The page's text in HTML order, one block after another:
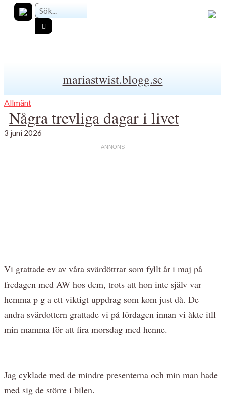
mariastwist.blogg.se
Allmänt
Några trevliga dagar i livet
3 juni 2026
Vi grattade ev av våra svärdöttrar som fyllt år i maj på
fredagen med AW hos dem, trots att hon inte själv var
hemma p g a ett viktigt uppdrag som kom just då. De
andra svärdottern grattade vi på lördagen innan vi åkte itll
min mamma för att fira morsdag med henne.
Jag cyklade med de mindre presenterna och min man hade
med sig de större i bilen.